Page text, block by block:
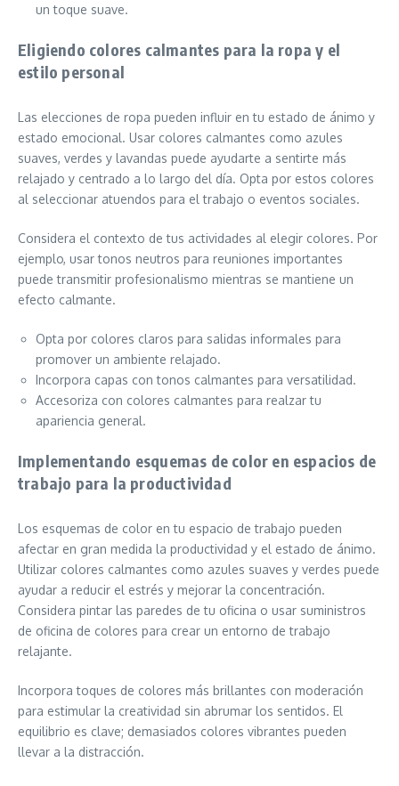
un toque suave.
Eligiendo colores calmantes para la ropa y el
estilo personal
Las elecciones de ropa pueden influir en tu estado de ánimo y
estado emocional. Usar colores calmantes como azules
suaves, verdes y lavandas puede ayudarte a sentirte más
relajado y centrado a lo largo del día. Opta por estos colores
al seleccionar atuendos para el trabajo o eventos sociales.
Considera el contexto de tus actividades al elegir colores. Por
ejemplo, usar tonos neutros para reuniones importantes
puede transmitir profesionalismo mientras se mantiene un
efecto calmante.
Opta por colores claros para salidas informales para
promover un ambiente relajado.
Incorpora capas con tonos calmantes para versatilidad.
Accesoriza con colores calmantes para realzar tu
apariencia general.
Implementando esquemas de color en espacios de
trabajo para la productividad
Los esquemas de color en tu espacio de trabajo pueden
afectar en gran medida la productividad y el estado de ánimo.
Utilizar colores calmantes como azules suaves y verdes puede
ayudar a reducir el estrés y mejorar la concentración.
Considera pintar las paredes de tu oficina o usar suministros
de oficina de colores para crear un entorno de trabajo
relajante.
Incorpora toques de colores más brillantes con moderación
para estimular la creatividad sin abrumar los sentidos. El
equilibrio es clave; demasiados colores vibrantes pueden
llevar a la distracción.